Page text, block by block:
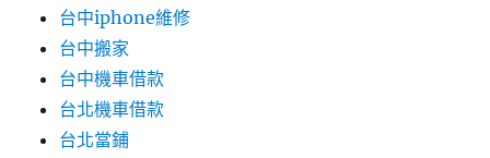
台中iphone維修
台中搬家
台中機車借款
台北機車借款
台北當鋪